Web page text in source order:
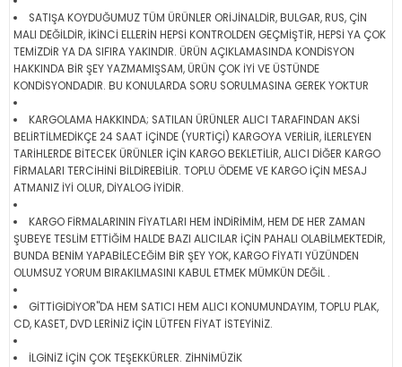
SATIŞA KOYDUĞUMUZ TÜM ÜRÜNLER ORİJİNALDİR, BULGAR, RUS, ÇİN
MALI DEĞİLDİR, İKİNCİ ELLERİN HEPSİ KONTROLDEN GEÇMİŞTİR, HEPSİ YA ÇOK
TEMİZDİR YA DA SIFIRA YAKINDIR. ÜRÜN AÇIKLAMASINDA KONDİSYON
HAKKINDA BİR ŞEY YAZMAMIŞSAM, ÜRÜN ÇOK İYİ VE ÜSTÜNDE
KONDİSYONDADIR. BU KONULARDA SORU SORULMASINA GEREK YOKTUR
KARGOLAMA HAKKINDA; SATILAN ÜRÜNLER ALICI TARAFINDAN AKSİ
BELİRTİLMEDİKÇE 24 SAAT İÇİNDE (YURTİÇİ) KARGOYA VERİLİR, İLERLEYEN
TARİHLERDE BİTECEK ÜRÜNLER İÇİN KARGO BEKLETİLİR, ALICI DİĞER KARGO
FİRMALARI TERCİHİNİ BİLDİREBİLİR. TOPLU ÖDEME VE KARGO İÇİN MESAJ
ATMANIZ İYİ OLUR, DİYALOG İYİDİR.
KARGO FİRMALARININ FİYATLARI HEM İNDİRİMİM, HEM DE HER ZAMAN
ŞUBEYE TESLİM ETTİĞİM HALDE BAZI ALICILAR İÇİN PAHALI OLABİLMEKTEDİR,
BUNDA BENİM YAPABİLECEĞİM BİR ŞEY YOK, KARGO FİYATI YÜZÜNDEN
OLUMSUZ YORUM BIRAKILMASINI KABUL ETMEK MÜMKÜN DEĞİL .
GİTTİGİDİYOR"DA HEM SATICI HEM ALICI KONUMUNDAYIM, TOPLU PLAK,
CD, KASET, DVD LERİNİZ İÇİN LÜTFEN FİYAT İSTEYİNİZ.
İLGİNİZ İÇİN ÇOK TEŞEKKÜRLER. ZİHNİMÜZİK